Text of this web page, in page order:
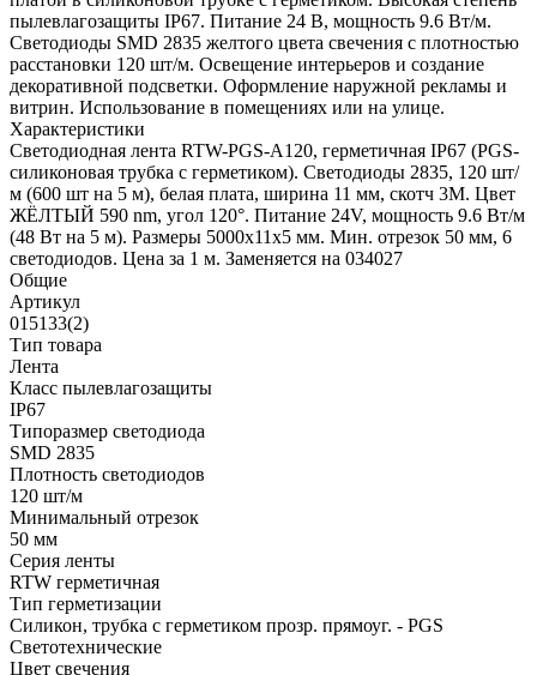
пылевлагозащиты IP67. Питание 24 В, мощность 9.6 Вт/м.
Светодиоды SMD 2835 желтого цвета свечения с плотностью
расстановки 120 шт/м. Освещение интерьеров и создание
декоративной подсветки. Оформление наружной рекламы и
витрин. Использование в помещениях или на улице.
Характеристики
Светодиодная лента RTW-PGS-A120, герметичная IP67 (PGS-
силиконовая трубка с герметиком). Светодиоды 2835, 120 шт/
м (600 шт на 5 м), белая плата, ширина 11 мм, скотч 3M. Цвет
ЖЁЛТЫЙ 590 nm, угол 120°. Питание 24V, мощность 9.6 Вт/м
(48 Вт на 5 м). Размеры 5000x11x5 мм. Мин. отрезок 50 мм, 6
светодиодов. Цена за 1 м. Заменяется на 034027
Общие
Артикул
015133(2)
Тип товара
Лента
Класс пылевлагозащиты
IP67
Типоразмер светодиода
SMD 2835
Плотность светодиодов
120 шт/м
Минимальный отрезок
50 мм
Серия ленты
RTW герметичная
Тип герметизации
Силикон, трубка с герметиком прозр. прямоуг. - PGS
Светотехнические
Цвет свечения